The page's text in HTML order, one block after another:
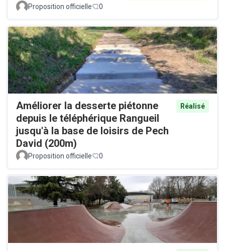
Proposition officielle
0
Améliorer la desserte piétonne
depuis le téléphérique Rangueil
jusqu'à la base de loisirs de Pech
David (200m)
Réalisé
Proposition officielle 0